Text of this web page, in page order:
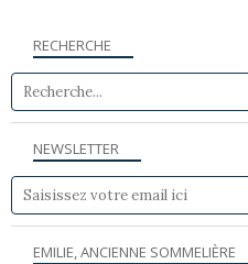
NEWSLETTER
RECHERCHE
EMILIE, ANCIENNE SOMMELIÈRE